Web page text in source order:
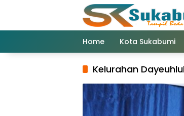
Home Kota Sukabumi
Kelurahan